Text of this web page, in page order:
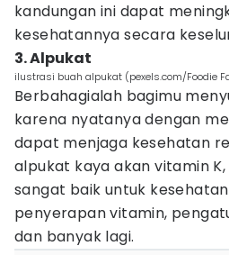
kandungan ini dapat
kesehatannya secara
3. Alpukat
ilustrasi buah alpukat (pexels.com/Foodie
Berbahagialah bagimu
karena nyatanya dengan
dapat menjaga kesehatan
alpukat kaya akan vitamin
sangat baik untuk
penyerapan vitamin,
dan banyak lagi.